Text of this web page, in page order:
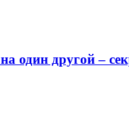
один другой –